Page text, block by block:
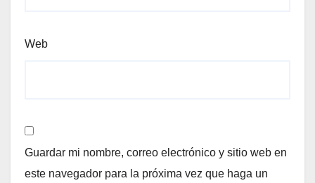
Web
Guardar mi nombre, correo electrónico y sitio web en
este navegador para la próxima vez que haga un